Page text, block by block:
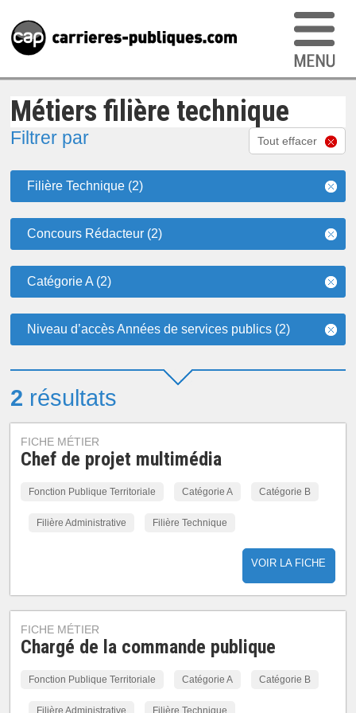
Métiers filière technique
Filtrer par Tout effacer
Filière Technique (2)
Concours Rédacteur (2)
Catégorie A (2)
Niveau d’accès Années de services publics (2)
2 résultats
FICHE MÉTIER
Chef de projet multimédia
Fonction Publique Territoriale Catégorie A Catégorie B
Filière Administrative Filière Technique
VOIR LA FICHE
FICHE MÉTIER
Chargé de la commande publique
Fonction Publique Territoriale Catégorie A Catégorie B
Filière Administrative Filière Technique